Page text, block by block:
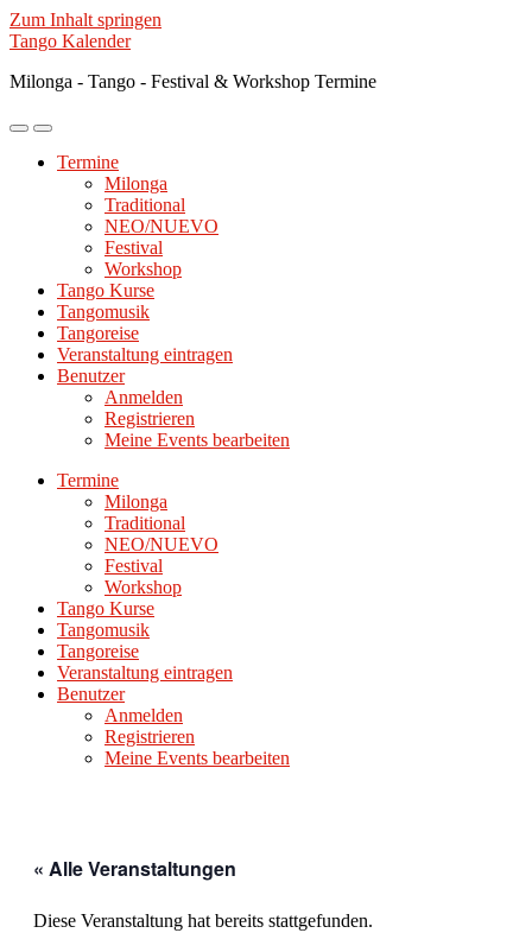
Zum Inhalt springen
Tango Kalender
Milonga - Tango - Festival & Workshop Termine
Mobile-
ein-/ausblenden
Suchfeld
ein-/ausblenden
Termine
Milonga
Traditional
NEO/NUEVO
Festival
Workshop
Tango Kurse
Tangomusik
Tangoreise
Veranstaltung eintragen
Benutzer
Anmelden
Registrieren
Meine Events bearbeiten
Termine
Milonga
Traditional
NEO/NUEVO
Festival
Workshop
Tango Kurse
Tangomusik
Tangoreise
Veranstaltung eintragen
Benutzer
Anmelden
Registrieren
Meine Events bearbeiten
« Alle Veranstaltungen
Diese Veranstaltung hat bereits stattgefunden.